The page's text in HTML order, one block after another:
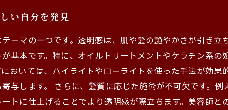
い自分を発見
ーマの一つです。透明感は、肌や髪の艶やかさが引き立
基本です。特に、オイルトリートメントやケラチン系の
おいては、ハイライトやローライトを使った手法が効果
与します。 さらに、髪質に応じた施術が不可欠です。
トに仕上げることでより透明感が際立ちます。美容師と